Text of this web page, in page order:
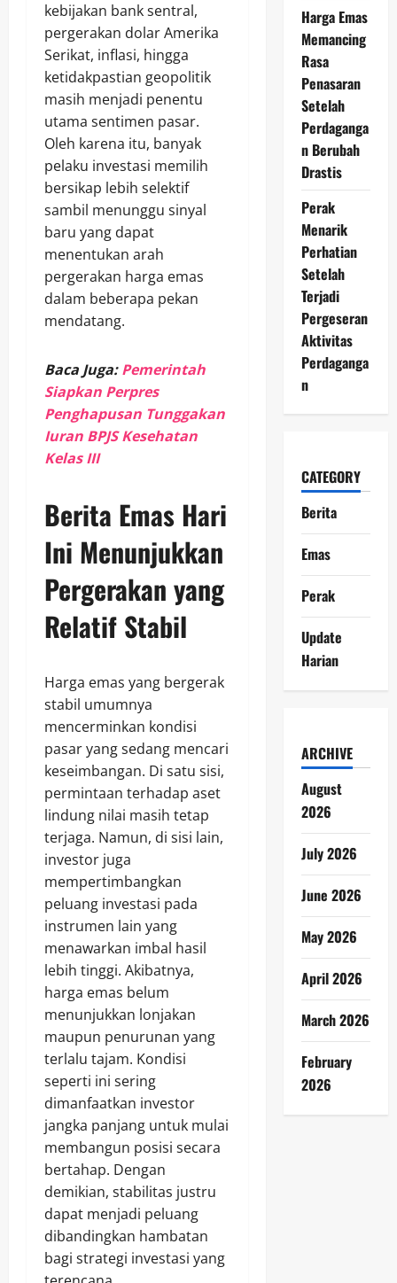
kebijakan bank sentral,
pergerakan dolar Amerika
Serikat, inflasi, hingga
ketidakpastian geopolitik
masih menjadi penentu
utama sentimen pasar.
Oleh karena itu, banyak
pelaku investasi memilih
bersikap lebih selektif
sambil menunggu sinyal
baru yang dapat
menentukan arah
pergerakan harga emas
dalam beberapa pekan
mendatang.
Baca Juga: Pemerintah
Siapkan Perpres
Penghapusan Tunggakan
Iuran BPJS Kesehatan
Kelas III
Berita Emas Hari
Ini Menunjukkan
Pergerakan yang
Relatif Stabil
Harga emas yang bergerak
stabil umumnya
mencerminkan kondisi
pasar yang sedang mencari
keseimbangan. Di satu sisi,
permintaan terhadap aset
lindung nilai masih tetap
terjaga. Namun, di sisi lain,
investor juga
mempertimbangkan
peluang investasi pada
instrumen lain yang
menawarkan imbal hasil
lebih tinggi. Akibatnya,
harga emas belum
menunjukkan lonjakan
maupun penurunan yang
terlalu tajam. Kondisi
seperti ini sering
dimanfaatkan investor
jangka panjang untuk mulai
membangun posisi secara
bertahap. Dengan
demikian, stabilitas justru
dapat menjadi peluang
dibandingkan hambatan
bagi strategi investasi yang
Harga Emas
Memancing
Rasa
Penasaran
Setelah
Perdaganga
n Berubah
Drastis
Perak
Menarik
Perhatian
Setelah
Terjadi
Pergeseran
Aktivitas
Perdaganga
n
CATEGORY
Berita
Emas
Perak
Update
Harian
ARCHIVE
August
2026
July 2026
June 2026
May 2026
April 2026
March 2026
February
2026